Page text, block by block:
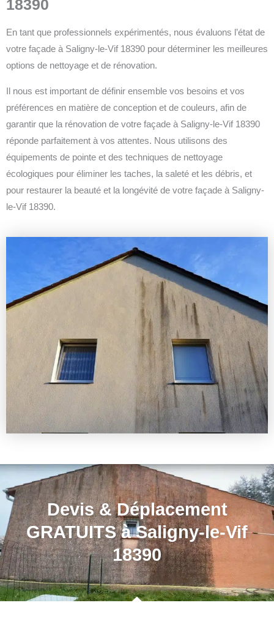
18390
En tant que professionnels expérimentés, nous évaluons l’état de
votre façade à Saligny-le-Vif 18390 pour déterminer les meilleures
options de nettoyage et de rénovation.
Il nous est important de définir ensemble vos besoins et vos
préférences en matière de conception et de couleurs, afin de
garantir que la rénovation de votre façade à Saligny-le-Vif 18390
réponde parfaitement à vos attentes. Nous utilisons des
équipements de pointe et des techniques de nettoyage
écologiques pour éliminer les taches, la saleté et les débris, et
pour restaurer la beauté et la longévité de votre façade à Saligny-
le-Vif 18390.
Devis & Déplacement
GRATUITS à Saligny-le-Vif
18390